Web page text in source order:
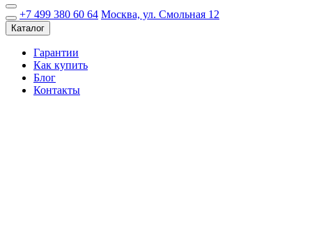
+7 499 380 60 64 Москва, ул. Смольная 12
Каталог
Гарантии
Как купить
Блог
Контакты